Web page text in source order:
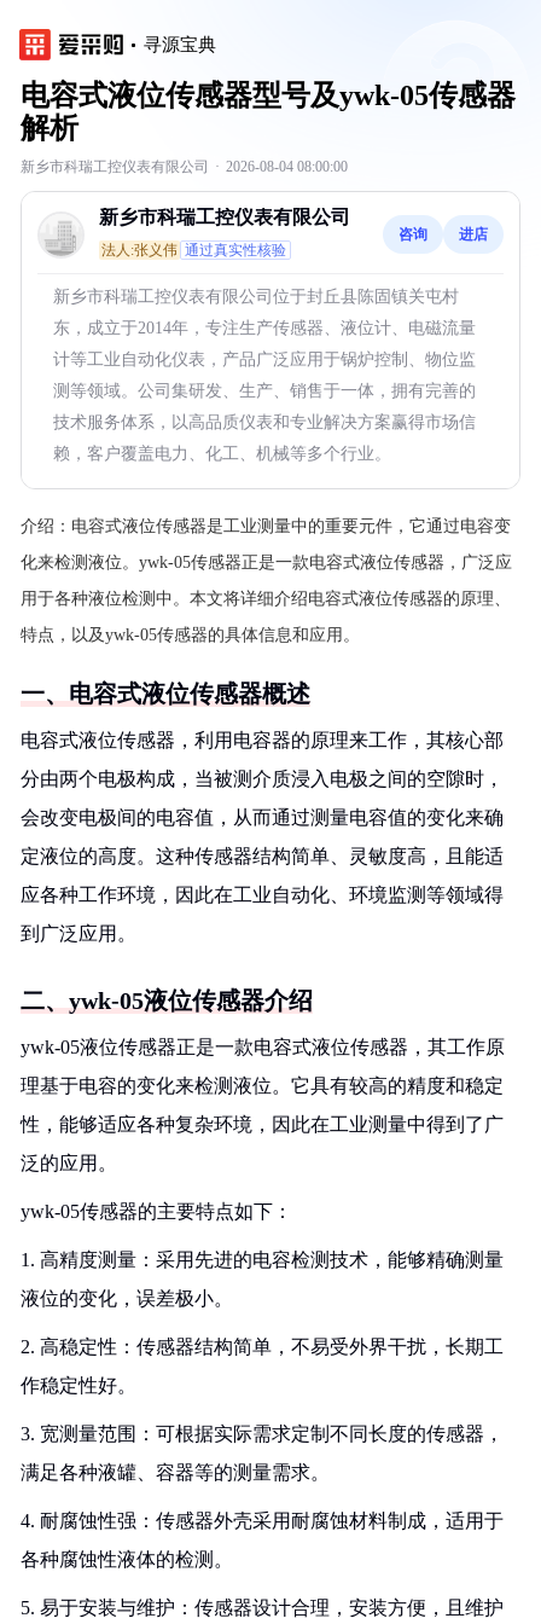
寻源宝典
电容式液位传感器型号及ywk-05传感器
解析
新乡市科瑞工控仪表有限公司 · 2026-08-04 08:00:00
新乡市科瑞工控仪表有限公司
法人:张义伟 通过真实性核验
咨询 进店
新乡市科瑞工控仪表有限公司位于封丘县陈固镇关屯村
东，成立于2014年，专注生产传感器、液位计、电磁流量
计等工业自动化仪表，产品广泛应用于锅炉控制、物位监
测等领域。公司集研发、生产、销售于一体，拥有完善的
技术服务体系，以高品质仪表和专业解决方案赢得市场信
赖，客户覆盖电力、化工、机械等多个行业。
介绍： 电容式液位传感器是工业测量中的重要元件，它通过电容变
化来检测液位。ywk-05传感器正是一款电容式液位传感器，广泛应
用于各种液位检测中。本文将详细介绍电容式液位传感器的原理、
特点，以及ywk-05传感器的具体信息和应用。
一、电容式液位传感器概述
电容式液位传感器，利用电容器的原理来工作，其核心部
分由两个电极构成，当被测介质浸入电极之间的空隙时，
会改变电极间的电容值，从而通过测量电容值的变化来确
定液位的高度。这种传感器结构简单、灵敏度高，且能适
应各种工作环境，因此在工业自动化、环境监测等领域得
到广泛应用。
二、ywk-05液位传感器介绍
ywk-05液位传感器正是一款电容式液位传感器，其工作原
理基于电容的变化来检测液位。它具有较高的精度和稳定
性，能够适应各种复杂环境，因此在工业测量中得到了广
泛的应用。
ywk-05传感器的主要特点如下：
1. 高精度测量：采用先进的电容检测技术，能够精确测量
液位的变化，误差极小。
2. 高稳定性：传感器结构简单，不易受外界干扰，长期工
作稳定性好。
3. 宽测量范围：可根据实际需求定制不同长度的传感器，
满足各种液罐、容器等的测量需求。
4. 耐腐蚀性强：传感器外壳采用耐腐蚀材料制成，适用于
各种腐蚀性液体的检测。
5. 易于安装与维护：传感器设计合理，安装方便，且维护